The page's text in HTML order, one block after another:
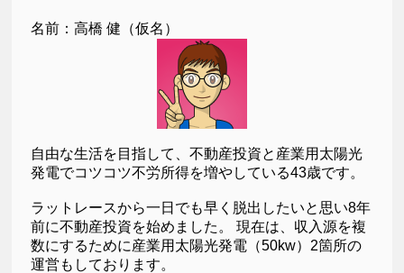
名前：高橋 健（仮名）
自由な生活を目指して、不動産投資と産業用太陽光
発電でコツコツ不労所得を増やしている43歳です。
ラットレースから一日でも早く脱出したいと思い8年
前に不動産投資を始めました。 現在は、収入源を複
数にするために産業用太陽光発電（50kw）2箇所の
運営もしております。